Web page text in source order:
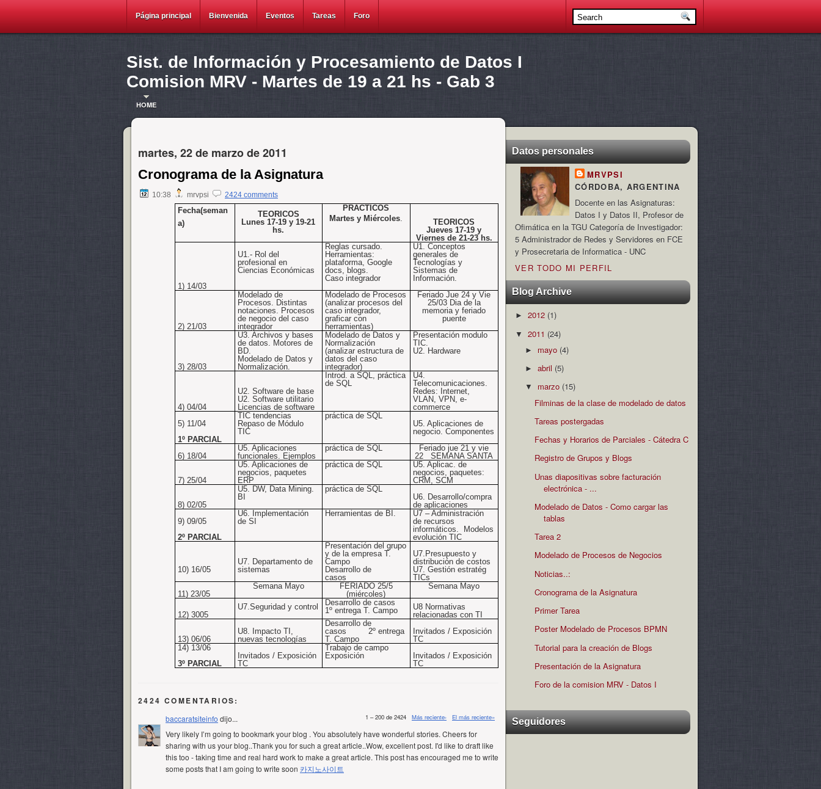
Página principal Bienvenida Eventos Tareas Foro
Sist. de Información y Procesamiento de Datos I
Comision MRV - Martes de 19 a 21 hs - Gab 3
HOME
martes, 22 de marzo de 2011
Cronograma de la Asignatura
10:38 mrvpsi 2424 comments
Fecha(seman
a)
TEORICOS
Lunes 17-19 y 19-21
hs.
PRACTICOS
Martes y Miércoles.
TEORICOS
Jueves 17-19 y
Viernes de 21-23 hs.
1) 14/03
U1.- Rol del
profesional en
Ciencias Económicas
Reglas cursado.
Herramientas:
plataforma, Google
docs, blogs.
Caso integrador
U1. Conceptos
generales de
Tecnologías y
Sistemas de
Información.
2) 21/03
Modelado de
Procesos. Distintas
notaciones. Procesos
de negocio delcaso
integrador
Modelado de Procesos
(analizar procesos del
caso integrador,
graficar con
herramientas)
Feriado Jue 24 y Vie
25/03 Dia de la
memoria y feriado
puente
3) 28/03
U3. Archivos y bases
de datos. Motores de
BD.
Modelado de Datos y
Normalización.
Modelado de Datos y
Normalización
(analizar estructura de
datos del caso
integrador)
Presentación modulo
TIC.
U2. Hardware
4) 04/04
U2. Software de base
U2. Software utilitario
Licencias de software
Introd. a SQL,práctica
de SQL
U4.
Telecomunicaciones.
Redes: Internet,
VLAN, VPN, e-
commerce
5) 11/04
1º PARCIAL
TIC tendencias
Repaso de Módulo
TIC
práctica de SQL
U5. Aplicaciones de
negocio. Componentes
6) 18/04
U5. Aplicaciones
funcionales. Ejemplos
práctica de SQL
Feriado jue 21 y vie
22
SEMANA SANTA
7) 25/04
U5. Aplicaciones de
negocios, paquetes
ERP
práctica de SQL
U5. Aplicac. de
negocios, paquetes:
CRM, SCM
8) 02/05
U5. DW, Data Mining.
BI
práctica de SQL
U6. Desarrollo/compra
de aplicaciones
9) 09/05
2º PARCIAL
U6. Implementación
de SI
Herramientas de BI.
U7 – Administración
de recursos
informáticos.
Modelos
evolución TIC
10) 16/05
U7. Departamento de
sistemas
Presentación del grupo
y de la empresa T.
Campo
Desarrollo de
casos
U7.Presupuesto y
distribución de costos
U7. Gestión estratég
TICs
11) 23/05
Semana Mayo
FERIADO 25/5
(miércoles)
Semana Mayo
12) 3005
U7.Seguridad y control
Desarrollo de casos
1º entrega T. Campo
U8 Normativas
relacionadas con TI
13) 06/06
U8. Impacto TI,
nuevas tecnologías
Desarrollo de
casos
2º entrega
T. Campo
Invitados / Exposición
TC
14) 13/06
3º PARCIAL
Invitados / Exposición
TC
Trabajo de campo
Exposición
Invitados / Exposición
TC
2424 COMENTARIOS:
1 – 200 de 2424 Más reciente› El más reciente»
baccaratsiteinfo dijo...
Very likely I’m going to bookmark your blog . You absolutely have wonderful stories. Cheers for
sharing with us your blog..Thank you for such a great article..Wow, excellent post. I'd like to draft like
this too - taking time and real hard work to make a great article. This post has encouraged me to write
some posts that I am going to write soon 카지노사이트
Datos personales
MRVPSI
CÓRDOBA, ARGENTINA
Docente en las Asignaturas:
Datos I y Datos II, Profesor de
Ofimática en la TGU Categoría de Investigador:
5 Administrador de Redes y Servidores en FCE
y Prosecretaria de Informatica - UNC
VER TODO MI PERFIL
Blog Archive
► 2012 (1)
▼ 2011 (24)
► mayo (4)
► abril (5)
▼ marzo (15)
Filminas de la clase de modelado de datos
Tareas postergadas
Fechas y Horarios de Parciales - Cátedra C
Registro de Grupos y Blogs
Unas diapositivas sobre facturación
electrónica - ...
Modelado de Datos - Como cargar las
tablas
Tarea 2
Modelado de Procesos de Negocios
Noticias..:
Cronograma de la Asignatura
Primer Tarea
Poster Modelado de Procesos BPMN
Tutorial para la creación de Blogs
Presentación de la Asignatura
Foro de la comision MRV - Datos I
Seguidores